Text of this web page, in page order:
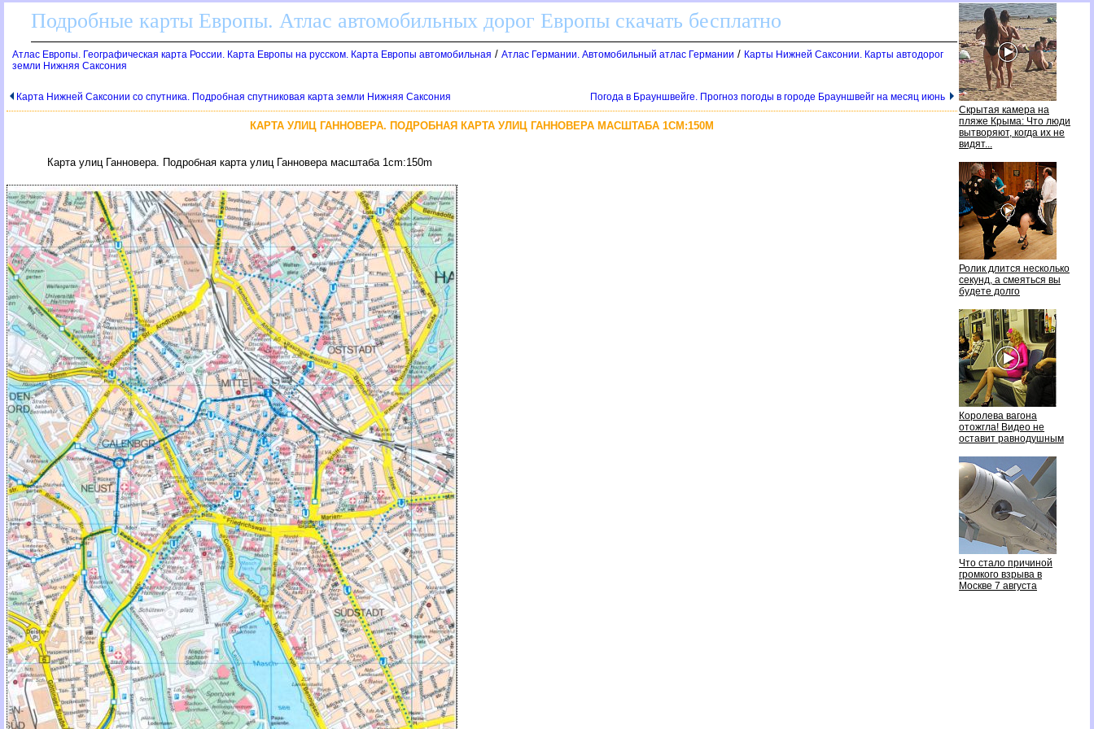
Скрытая камера на
пляже Крыма: Что люди
ытворяют, когда их не
идят...
Ролик длится несколько
секунд, а смеяться вы
удете долго
Королева вагона
отожгла! Видео не
оставит равнодушным
Что стало причиной
ромкого взрыва
Москве 7 августа
Подробные карты Европы. Атлас автомобильных дорог Европы скачать бесплатно
Атлас Европы. Географическая карта России. Карта Европы на русском. Карта Европы автомобильная / Атлас Германии. Автомобильный атлас Германии / Карты Нижней Саксонии. Карты автодоро
земли Нижняя Саксония
Карта Нижней Саксонии со спутника. Подробная спутниковая карта земли Нижняя Саксония Погода в Брауншвейге. Прогноз погоды в городе Брауншвейг на месяц июнь
КАРТА УЛИЦ ГАННОВЕРА. ПОДРОБНАЯ КАРТА УЛИЦ ГАННОВЕРА МАСШТАБА 1CM:150M
Карта улиц Ганновера. Подробная карта улиц Ганновера масштаба 1cm:150m